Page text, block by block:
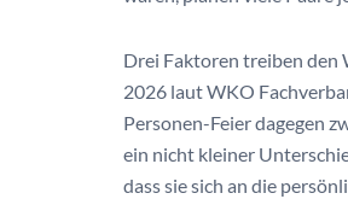
Drei Faktoren treiben den
2026 laut WKO
Personen-Feier dagegen
ein nicht kleiner
dass sie sich an die